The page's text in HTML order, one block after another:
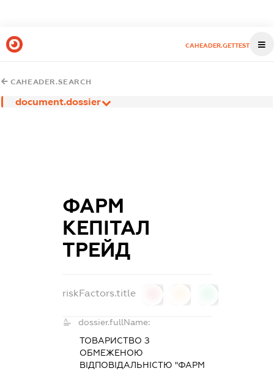
CAHEADER.GETTEST
CAHEADER.SEARCH
document.dossier
ФАРМ
КЕПІТАЛ
ТРЕЙД
riskFactors.title
dossier.fullName:
ТОВАРИСТВО З
ОБМЕЖЕНОЮ
ВІДПОВІДАЛЬНІСТЮ "ФАРМ